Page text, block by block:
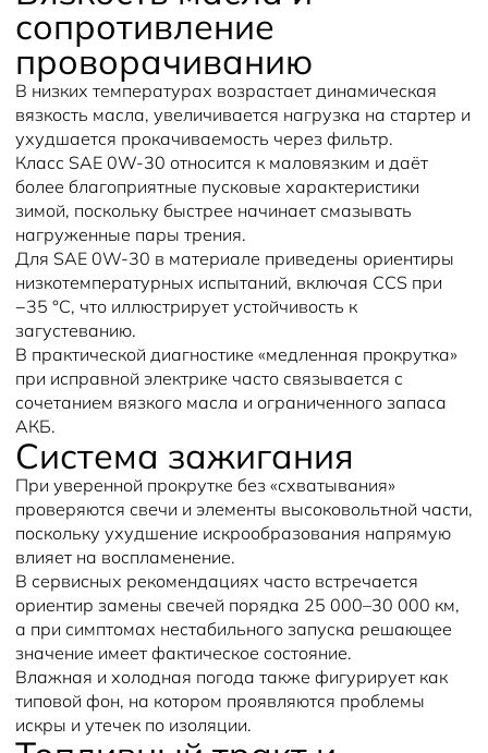
сопротивление
проворачиванию
В низких температурах возрастает динамическая
вязкость масла, увеличивается нагрузка на стартер и
ухудшается прокачиваемость через фильтр.
Класс SAE 0W‑30 относится к маловязким и даёт
более благоприятные пусковые характеристики
зимой, поскольку быстрее начинает смазывать
нагруженные пары трения.
Для SAE 0W‑30 в материале приведены ориентиры
низкотемпературных испытаний, включая CCS при
−35 °C, что иллюстрирует устойчивость к
загустеванию.
В практической диагностике «медленная прокрутка»
при исправной электрике часто связывается с
сочетанием вязкого масла и ограниченного запаса
АКБ.
Система зажигания
При уверенной прокрутке без «схватывания»
проверяются свечи и элементы высоковольтной части,
поскольку ухудшение искрообразования напрямую
влияет на воспламенение.
В сервисных рекомендациях часто встречается
ориентир замены свечей порядка 25 000–30 000 км,
а при симптомах нестабильного запуска решающее
значение имеет фактическое состояние.
Влажная и холодная погода также фигурирует как
типовой фон, на котором проявляются проблемы
искры и утечек по изоляции.